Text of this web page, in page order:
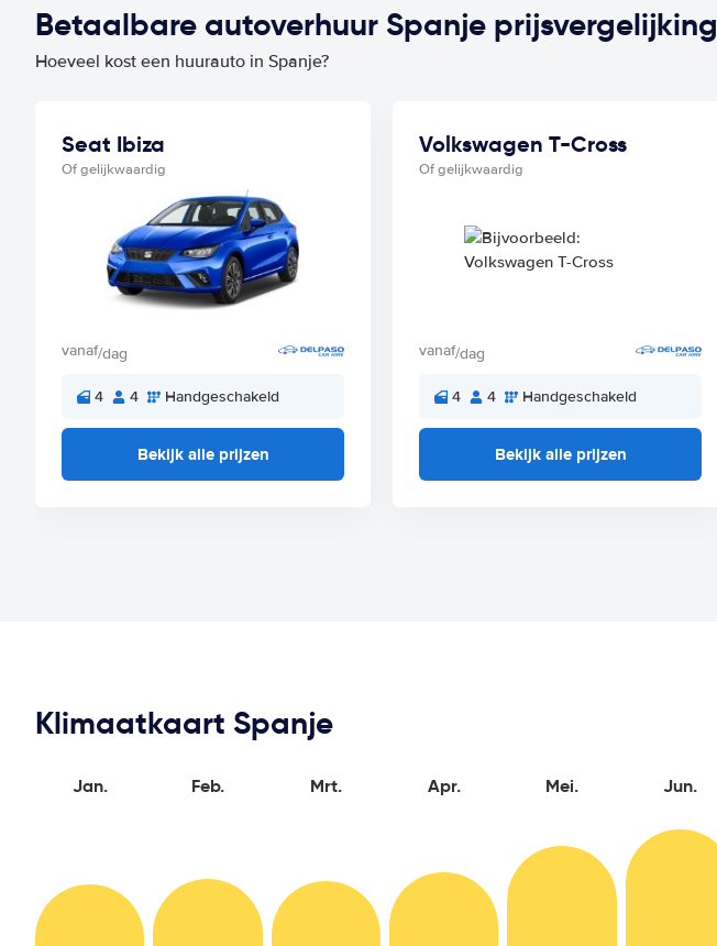
Betaalbare autoverhuur Spanje prijsvergelijking
Hoeveel kost een huurauto in Spanje?
Seat Ibiza
Of gelijkwaardig
vanaf/dag
4 4 Handgeschakeld
Bekijk alle prijzen
Volkswagen T-Cross
Of gelijkwaardig
vanaf/dag
4 4 Handgeschakeld
Bekijk alle prijzen
Klimaatkaart Spanje
Jan. Feb. Mrt. Apr. Mei. Jun.